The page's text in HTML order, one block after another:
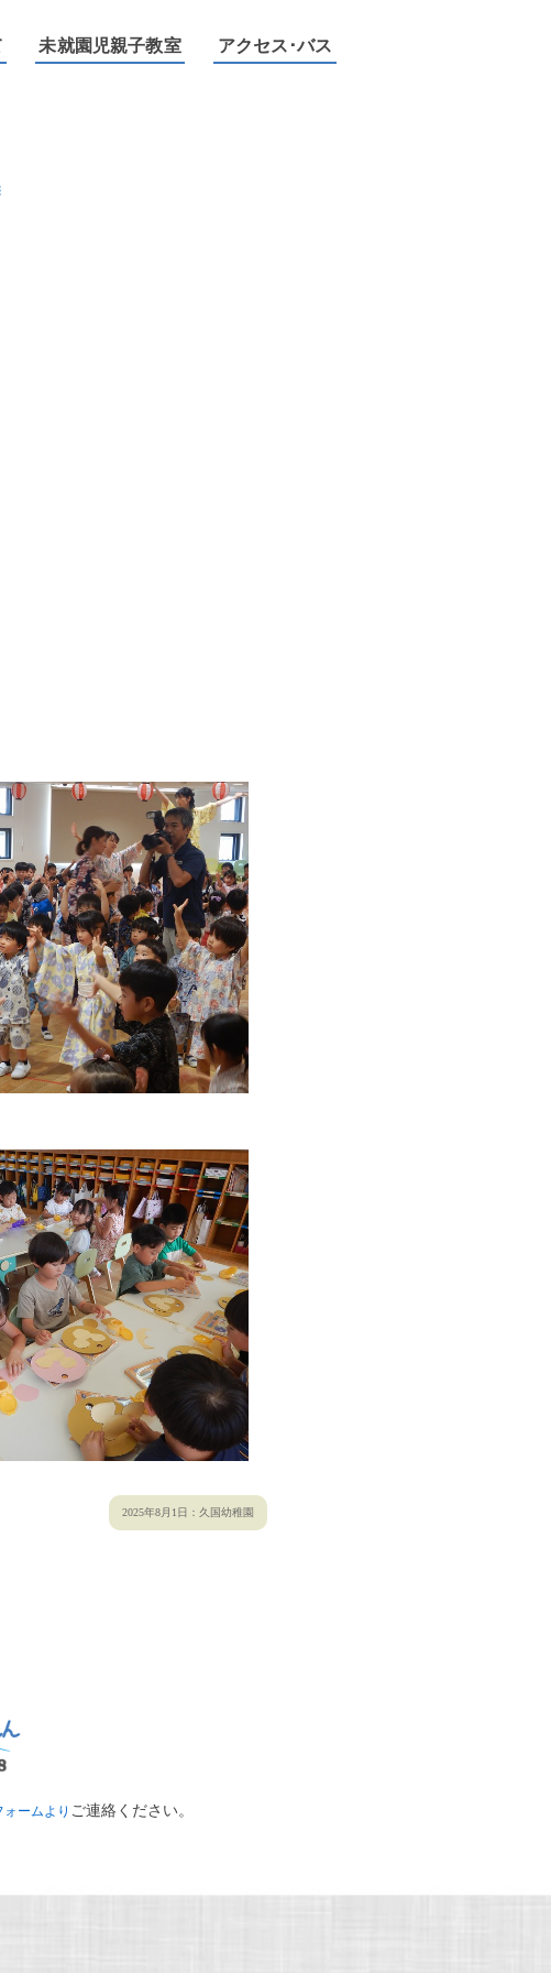
未就園児親子教室 アクセス･バス
2025年8月1日：久国幼稚園
ームより ご連絡ください。